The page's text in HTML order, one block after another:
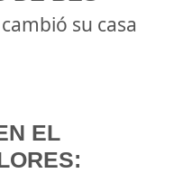
su casa
EL